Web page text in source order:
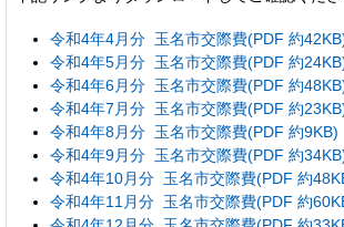
令和4年4月分 玉名市交際費(PDF 約
令和4年5月分 玉名市交際費(PDF 約
令和4年6月分 玉名市交際費(PDF 約
令和4年7月分 玉名市交際費(PDF 約
令和4年8月分 玉名市交際費(PDF 約9KB)
令和4年9月分 玉名市交際費(PDF 約
令和4年10月分 玉名市交際費(PDF 約
令和4年11月分 玉名市交際費(PDF 約